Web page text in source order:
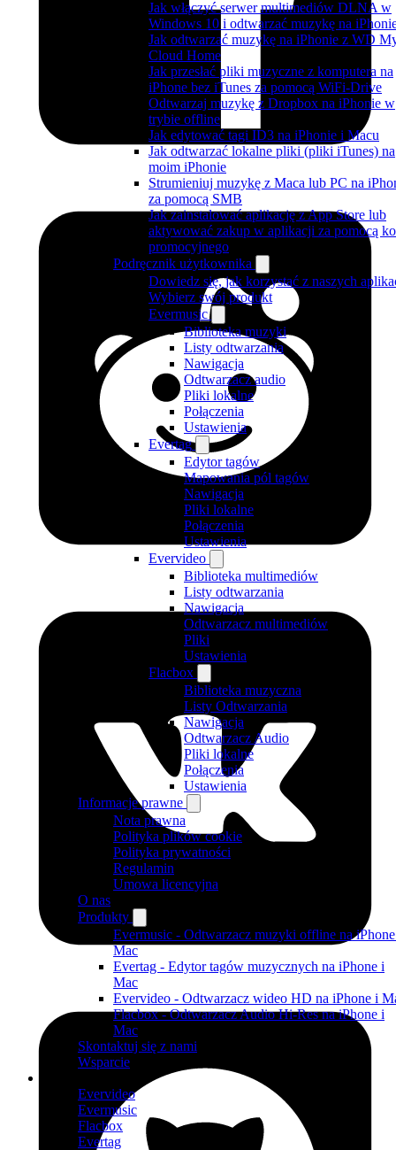
Jak włączyć serwer multimediów DLNA w
Windows 10 i odtwarzać muzykę na
Jak odtwarzać muzykę na iPhonie z WD
Cloud Home
Jak przesłać pliki muzyczne z komputera na
iPhone bez iTunes za pomocą WiFi-Drive
Odtwarzaj muzykę z Dropbox na iPhonie w
trybie offline
Jak edytować tagi ID3 na iPhonie i Macu
Jak odtwarzać lokalne pliki (pliki iTunes) na
moim iPhonie
Strumieniuj muzykę z Maca lub PC na
za pomocą SMB
Jak zainstalować aplikację z App Store lub
aktywować zakup w aplikacji za pomocą
promocyjnego
Podręcznik użytkownika
Dowiedz się, jak korzystać z naszych
Wybierz swój produkt
Evermusic
Biblioteka muzyki
Listy odtwarzania
Nawigacja
Odtwarzacz audio
Pliki lokalne
Połączenia
Ustawienia
Evertag
Edytor tagów
Mapowania pól tagów
Nawigacja
Pliki lokalne
Połączenia
Ustawienia
Evervideo
Biblioteka multimediów
Listy odtwarzania
Nawigacja
Odtwarzacz multimediów
Pliki
Ustawienia
Flacbox
Biblioteka muzyczna
Listy Odtwarzania
Nawigacja
Odtwarzacz Audio
Pliki lokalne
Połączenia
Ustawienia
Informacje prawne
Nota prawna
Polityka plików cookie
Polityka prywatności
Regulamin
Umowa licencyjna
O nas
Produkty
Evermusic - Odtwarzacz muzyki offline na
Mac
Evertag - Edytor tagów muzycznych na iPhone i
Mac
Evervideo - Odtwarzacz wideo HD na iPhone i
Flacbox - Odtwarzacz Audio Hi-Res na iPhone i
Mac
Skontaktuj się z nami
Wsparcie
Evervideo
Evermusic
Flacbox
Evertag